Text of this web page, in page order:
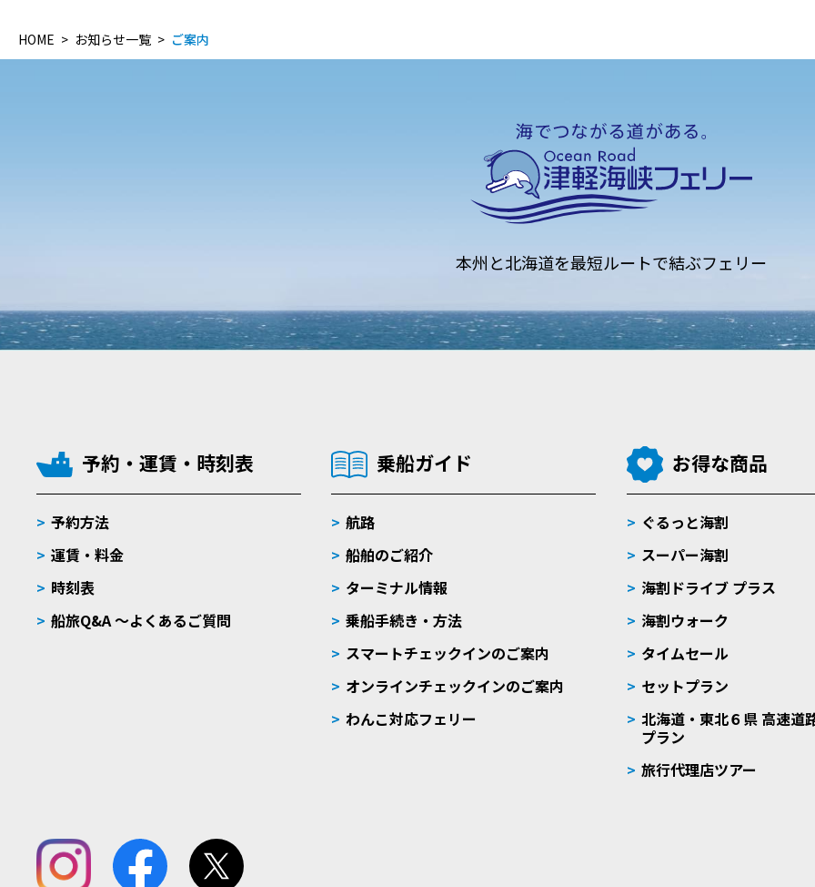
HOME お知らせ一覧 ご案内
本州と北海道を最短ルートで結ぶフェリー
予約・運賃・時刻表
予約方法
運賃・料金
時刻表
船旅Q&A 〜よくあるご質問
乗船ガイド
航路
船舶のご紹介
ターミナル情報
乗船手続き・方法
スマートチェックインのご案内
オンラインチェックインのご案内
わんこ対応フェリー
お得な商品
ぐるっと海割
スーパー海割
海割ドライブ プラス
海割ウォーク
タイムセール
セットプラン
北海道・東北６県 高速道
プラン
旅行代理店ツアー